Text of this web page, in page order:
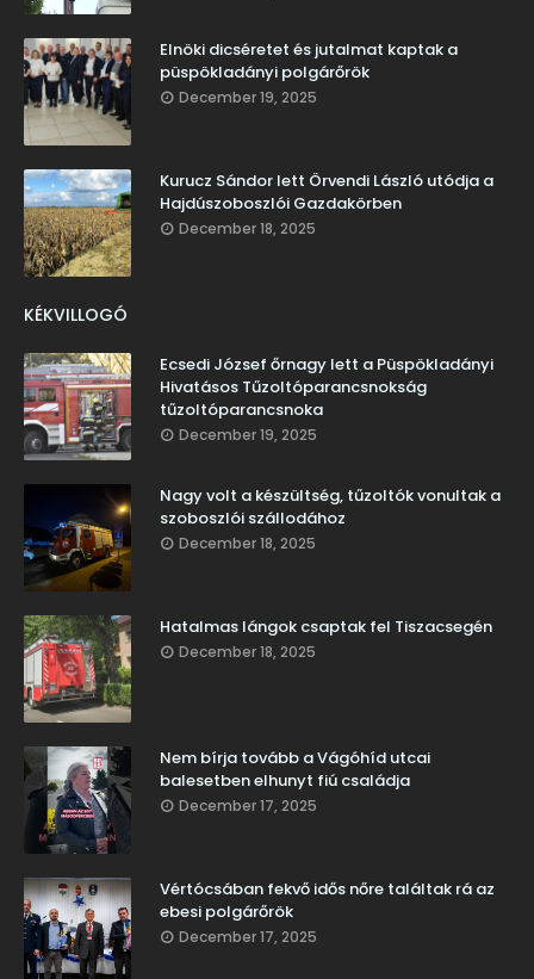
Elnöki dicséretet és jutalmat kaptak a
püspökladányi polgárőrök
December 19, 2025
Kurucz Sándor lett Örvendi László utódja a
Hajdúszoboszlói Gazdakörben
December 18, 2025
KÉKVILLOGÓ
Ecsedi József őrnagy lett a Püspökladányi
Hivatásos Tűzoltóparancsnokság
tűzoltóparancsnoka
December 19, 2025
Nagy volt a készültség, tűzoltók vonultak a
szoboszlói szállodához
December 18, 2025
Hatalmas lángok csaptak fel Tiszacsegén
December 18, 2025
Nem bírja tovább a Vágóhíd utcai
balesetben elhunyt fiú családja
December 17, 2025
Vértócsában fekvő idős nőre találtak rá az
ebesi polgárőrök
December 17, 2025